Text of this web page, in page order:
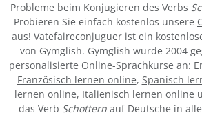
Probleme beim Konjugieren des Verbs
Probieren Sie einfach kostenlos unsere
aus! Vatefaireconjuguer ist ein
von Gymglish. Gymglish wurde 2004
personalisierte Online-Sprachkurse an:
Französisch lernen online, Spanisch
lernen online, Italienisch lernen online
das Verb Schottern auf Deutsche in